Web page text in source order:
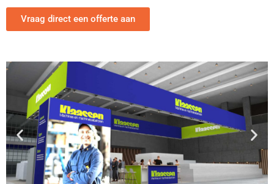
Vraag direct een offerte aan